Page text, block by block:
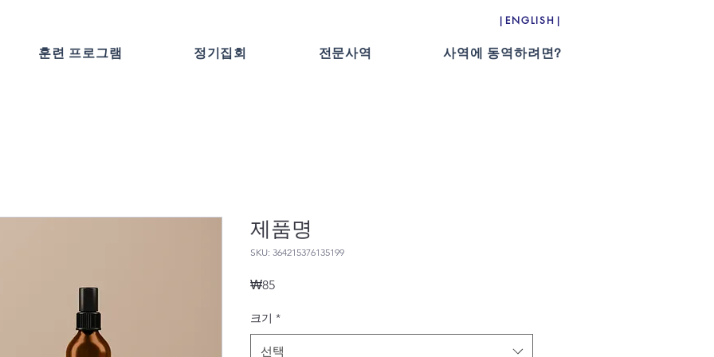
훈련 프로그램 정기집회 전문사역 사역에 동역하려면?
|ENGLISH|
제품명
SKU: 364215376135199
₩85가
크기 *
선택